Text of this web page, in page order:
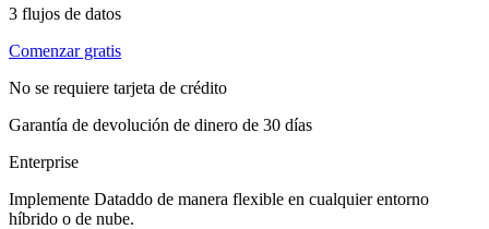
3 flujos de datos
Comenzar gratis
No se requiere tarjeta de crédito
Garantía de devolución de dinero de 30 días
Enterprise
Implemente Dataddo de manera flexible en cualquier entorno
híbrido o de nube.